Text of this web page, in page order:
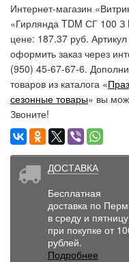
Интернет-магазин
«Гирлянда TDM СГ 100
цене: 187.37 руб.
оформить заказ через
(950) 45-67-67-6.
товаров из каталога «
сезонные товары» вы
Звоните!
ДОСТАВКА
Бесплатная
доставка по
в среду и пятницу
при покупке от
рублей.
Подробнее